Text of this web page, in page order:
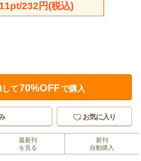
232円(税込)
して70%OFFで購入
お気に入り
最新刊
を見る
新刊
自動購入